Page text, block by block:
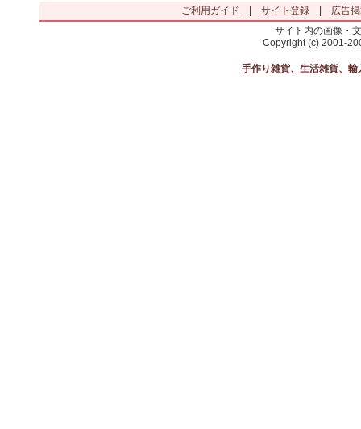
ご利用ガイド サイト登録|
広告
サイト内の画像・
Copyright (c) 2001-
手作り雑貨、生活雑貨、